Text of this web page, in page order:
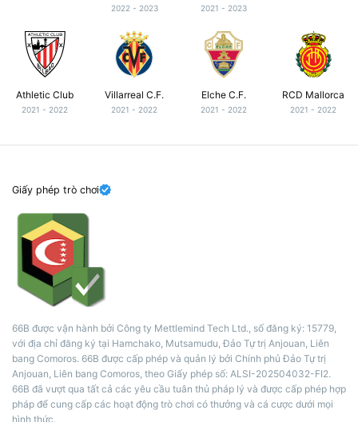
2022 - 2023 2021 - 2023
Athletic Club
2021 - 2022
Villarreal C.F.
2021 - 2022
Elche C.F.
2021 - 2022
RCD Mallorca
2021 - 2022
Giấy phép trò chơi
66B được vận hành bởi Công ty Mettlemind Tech Ltd., số đăng ký: 15779,
với địa chỉ đăng ký tại Hamchako, Mutsamudu, Đảo Tự trị Anjouan, Liên
bang Comoros. 66B được cấp phép và quản lý bởi Chính phủ Đảo Tự trị
Anjouan, Liên bang Comoros, theo Giấy phép số: ALSI-202504032-FI2.
66B đã vượt qua tất cả các yêu cầu tuân thủ pháp lý và được cấp phép hợp
pháp để cung cấp các hoạt động trò chơi có thưởng và cá cược dưới mọi
hình thức.